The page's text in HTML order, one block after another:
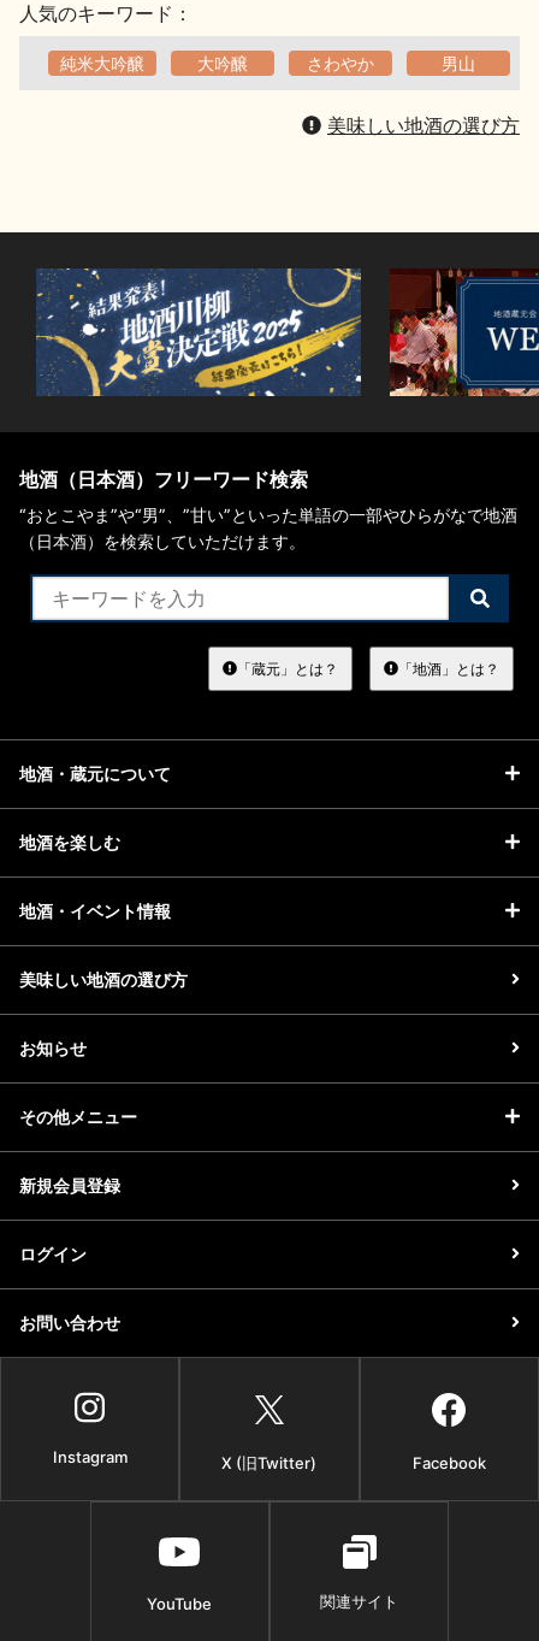
人気のキーワード：
純米大吟醸 大吟醸 さわやか 男山
美味しい地酒の選び方
地酒（日本酒）フリーワード検索
“おとこやま”や“男”、”甘い”といった単語の一部やひらがなで地酒
（日本酒）を検索していただけます。
検
索
る
「蔵元」とは？ 「地酒」とは？
地酒・蔵元について
地酒を楽しむ
地酒・イベント情報
美味しい地酒の選び方
お知らせ
その他メニュー
新規会員登録
ログイン
お問い合わせ
Instagram X (旧Twitter) Facebook
YouTube 関連サイト